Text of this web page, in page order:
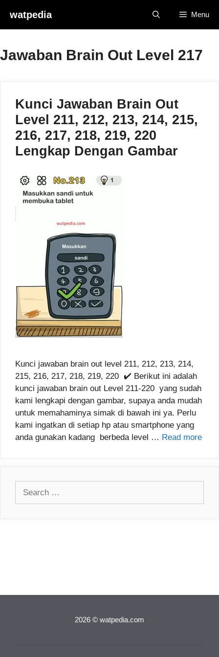
content
watpedia Menu
Jawaban Brain Out Level 217
Kunci Jawaban Brain Out
Level 211, 212, 213, 214, 215,
216, 217, 218, 219, 220
Lengkap Dengan Gambar
Kunci jawaban brain out level 211, 212, 213, 214,
215, 216, 217, 218, 219, 220 ✔️ Berikut ini adalah
kunci jawaban brain out Level 211-220 yang sudah
kami lengkapi dengan gambar, supaya anda mudah
untuk memahaminya simak di bawah ini ya. Perlu
kami ingatkan di setiap hp atau smartphone yang
anda gunakan kadang berbeda level … Read more
2026 © watpedia.com